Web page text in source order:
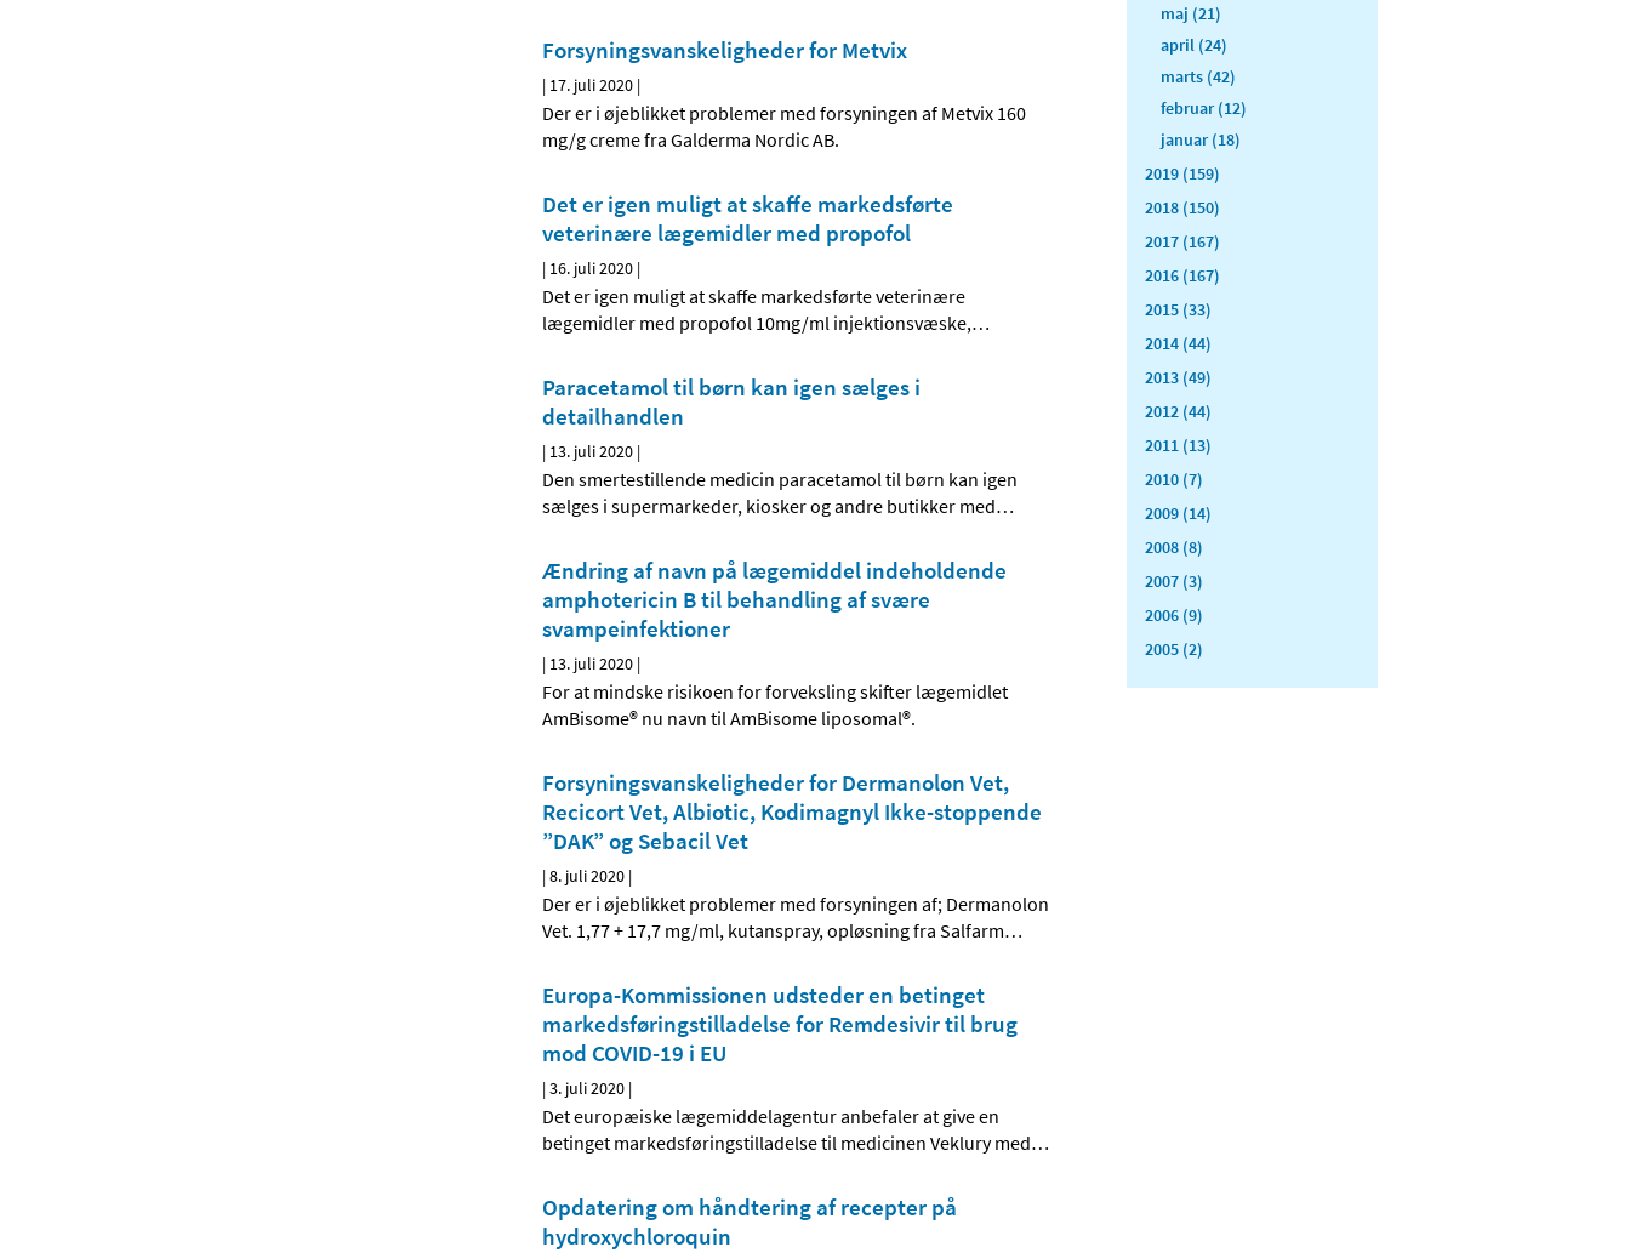
Forsyningsvanskeligheder for Metvix
| 17. juli 2020 |
Der er i øjeblikket problemer med forsyningen af Metvix 160
mg/g creme fra Galderma Nordic AB.
Det er igen muligt at skaffe markedsførte
veterinære lægemidler med propofol
| 16. juli 2020 |
Det er igen muligt at skaffe markedsførte veterinære
lægemidler med propofol 10mg/ml injektionsvæske,…
Paracetamol til børn kan igen sælges i
detailhandlen
| 13. juli 2020 |
Den smertestillende medicin paracetamol til børn kan igen
sælges i supermarkeder, kiosker og andre butikker med…
Ændring af navn på lægemiddel indeholdende
amphotericin B til behandling af svære
svampeinfektioner
| 13. juli 2020 |
For at mindske risikoen for forveksling skifter lægemidlet
AmBisome® nu navn til AmBisome liposomal®.
Forsyningsvanskeligheder for Dermanolon Vet,
Recicort Vet, Albiotic, Kodimagnyl Ikke-stoppende
”DAK” og Sebacil Vet
|8. juli 2020 |
Der er i øjeblikket problemer med forsyningen af; Dermanolon
Vet. 1,77 + 17,7 mg/ml, kutanspray, opløsning fra Salfarm…
Europa-Kommissionen udsteder en betinget
markedsføringstilladelse for Remdesivir til brug
mod COVID-19 i EU
|3. juli 2020 |
Det europæiske lægemiddelagentur anbefaler at give en
betinget markedsføringstilladelse til medicinen Veklury med…
Opdatering om håndtering af recepter på
hydroxychloroquin
maj (21)
april (24)
marts (42)
februar (12)
januar (18)
2019 (159)
2018 (150)
2017 (167)
2016 (167)
2015 (33)
2014 (44)
2013 (49)
2012 (44)
2011 (13)
2010 (7)
2009 (14)
2008 (8)
2007 (3)
2006 (9)
2005 (2)